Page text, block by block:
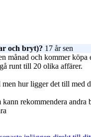
och bryt)? 17 år sen
månad och kommer köpa
runt till 20 olika affärer.
hur ligger det till med
rekommendera